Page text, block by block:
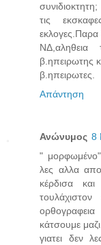
τις
εκλογες.Παρα
ΝΔ,αληθεια
β.ηπειρωτης
β.ηπειρωτες.
Απάντηση
Ανώνυμος 8
"
λες αλλα
κέρδισα
κάτσουμε
γιατει δεν